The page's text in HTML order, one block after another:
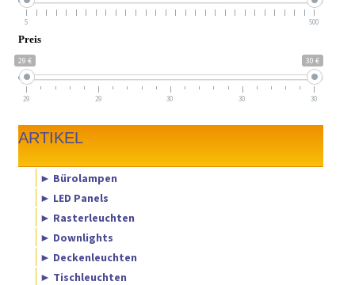
5 500
Preis
29 € 30 €
29 29 30 30 30
ARTIKEL
► Bürolampen
► LED Panels
► Rasterleuchten
► Downlights
► Deckenleuchten
► Tischleuchten